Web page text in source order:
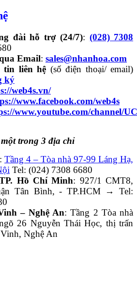
đài hỗ trợ (24/7): (028) 7308
Email: sales@nhanhoa.com
tin liên hệ (số điện thoại/ email)
ký
web4s.vn/
www.facebook.com/web4s
www.youtube.com/channel/
trong 3 địa chỉ
: Tầng 4 – Tòa nhà 97-99 Láng Hạ,
Tel: (024) 7308 6680
Hồ Chí Minh: 927/1 CMT8,
Tân Bình, - TP.HCM → Tel:
– Nghệ An: Tầng 2 Tòa nhà
26 Nguyễn Thái Học, thị trấn
Nghệ An